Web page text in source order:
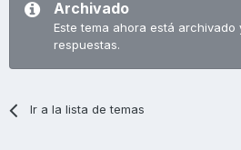
Archivado
Este tema ahora está
respuestas.
Ir a la lista de temas